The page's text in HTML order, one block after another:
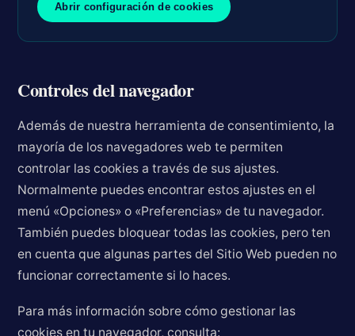
Abrir configuración de cookies
Controles del navegador
Además de nuestra herramienta de consentimiento, la
mayoría de los navegadores web te permiten
controlar las cookies a través de sus ajustes.
Normalmente puedes encontrar estos ajustes en el
menú «Opciones» o «Preferencias» de tu navegador.
También puedes bloquear todas las cookies, pero ten
en cuenta que algunas partes del Sitio Web pueden no
funcionar correctamente si lo haces.
Para más información sobre cómo gestionar las
cookies en tu navegador, consulta: